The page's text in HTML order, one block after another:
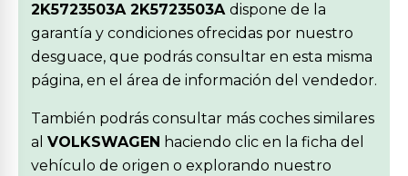
2K5723503A 2K5723503A dispone de la
garantía y condiciones ofrecidas por nuestro
desguace, que podrás consultar en esta misma
página, en el área de información del vendedor.
También podrás consultar más coches similares
al VOLKSWAGEN haciendo clic en la ficha del
vehículo de origen o explorando nuestro